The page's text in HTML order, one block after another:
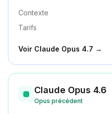
Contexte
Tarifs
Voir Claude Opus 4.7 →
Claude Opus 4.6
Opus précédent